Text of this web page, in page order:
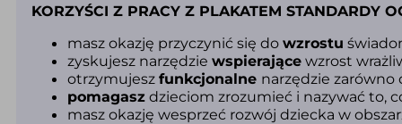
KORZYŚCI Z PRACY Z PLAKATEM STANDARDY
masz okazję przyczynić się dowzrostu
zyskujesz narzędziewspierające wzrost
otrzymujeszfunkcjonalne narzędzie
pomagasz dzieciom zrozumieć i nazywać to,
masz okazję wesprzeć rozwój dziecka w